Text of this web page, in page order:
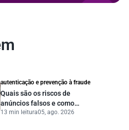
autenticação e prevenção à fraude
Quais são os riscos de
anúncios falsos e como
proteger seu negócio?
13 min leitura05, ago. 2026